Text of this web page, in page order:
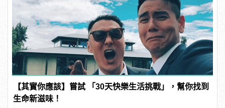
【其實你應該】嘗試 「30天快樂生活挑戰」，幫你找到
生命新滋味！